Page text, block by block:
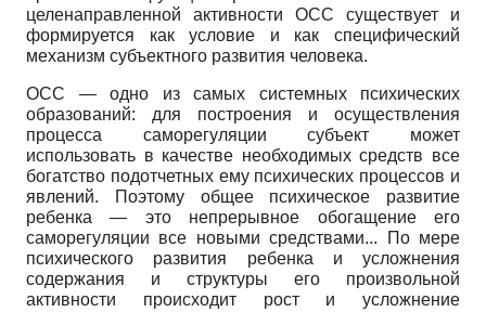
целенаправленной активности ОСС существует и
формируется как условие и как специфический
механизм субъектного развития человека.
ОСС — одно из самых системных психических
образований: для построения и осуществления
процесса саморегуляции субъект может
использовать в качестве необходимых средств все
богатство подотчетных ему психических процессов и
явлений. Поэтому общее психическое развитие
ребенка — это непрерывное обогащение его
саморегуляции все новыми средствами... По мере
психического развития ребенка и усложнения
содержания и структуры его произвольной
активности происходит рост и усложнение